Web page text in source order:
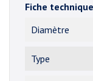
Fiche technique
Diamètre
Type